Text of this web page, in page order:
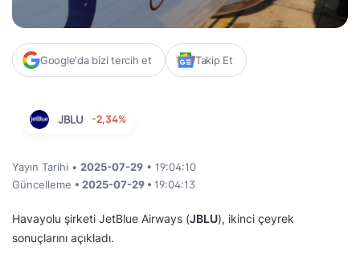
Google'da bizi tercih et Takip Et
JBLU -2,34%
Yayın Tarihi • 2025-07-29 • 19:04:10
Güncelleme • 2025-07-29 • 19:04:13
Havayolu şirketi JetBlue Airways (JBLU), ikinci çeyrek
sonuçlarını açıkladı.